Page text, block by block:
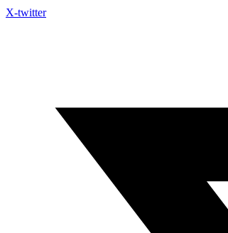
X-twitter